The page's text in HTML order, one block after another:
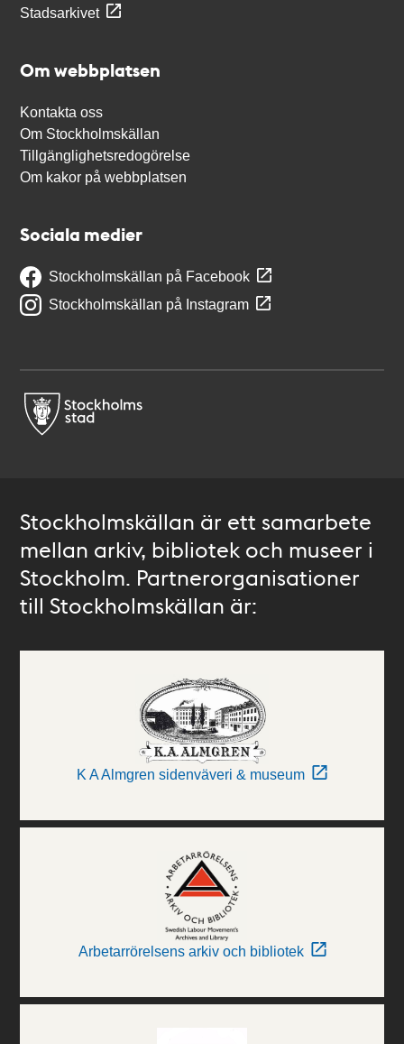
Stadsarkivet
Om webbplatsen
Kontakta oss
Om Stockholmskällan
Tillgänglighetsredogörelse
Om kakor på webbplatsen
Sociala medier
Stockholmskällan på Facebook
Stockholmskällan på Instagram
Stockholmskällan är ett samarbete
mellan arkiv, bibliotek och museer i
Stockholm. Partnerorganisationer
till Stockholmskällan är:
K A Almgren sidenväveri & museum
Arbetarrörelsens arkiv och bibliotek